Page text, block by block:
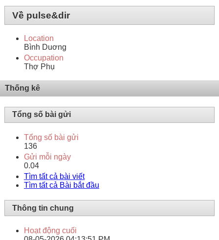
Về pulse&dir
Location
Bình Duơng
Occupation
Thợ Phụ
Thống kê
Tổng số bài gửi
Tổng số bài gửi
136
Gửi mỗi ngày
0.04
Tìm tất cả bài viết
Tìm tất cả Bài bắt đầu
Thông tin chung
Hoạt động cuối